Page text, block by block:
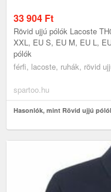
33 904 Ft
Rövid ujjú pólók Lacoste
XXL, EU S, EU M, EU L,
pólók
férfi, lacoste, ruhák, rövid
spartoo.hu
Hasonlók, mint Rövid ujjú